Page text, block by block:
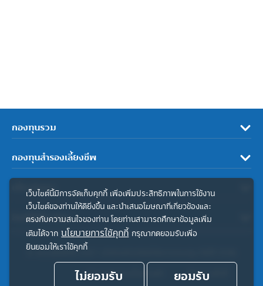
กองทุนรวม
กองทุนสำรองเลี้ยงชีพ
เกี่ยวกับเรา
ลิงค์ที่เกี่ยวข้อง
© สงวนลิขสิทธิ์ 2567 บริษัทหลักทรัพย์จัดการกองทุน ทิสโก้ จำกัด
ประกาศความเป็นส่วนตัว
คำสงวนสิทธิ์
เว็บไซต์นี้มีการจัดเก็บคุกกี้ เพื่อเพิ่มประสิทธิภาพในการใช้งาน
เว็บไซต์ของท่านให้ดียิ่งขึ้น และนำเสนอโฆษณาที่เกี่ยวข้องและ
ตรงกับความสนใจของท่าน โดยท่านสามารถศึกษาข้อมูลเพิ่ม
เติมได้จาก นโยบายการใช้คุกกี้ กรุณากดยอมรับเพื่อ
ยินยอมให้เราใช้คุกกี้
ไม่ยอมรับ ยอมรับ